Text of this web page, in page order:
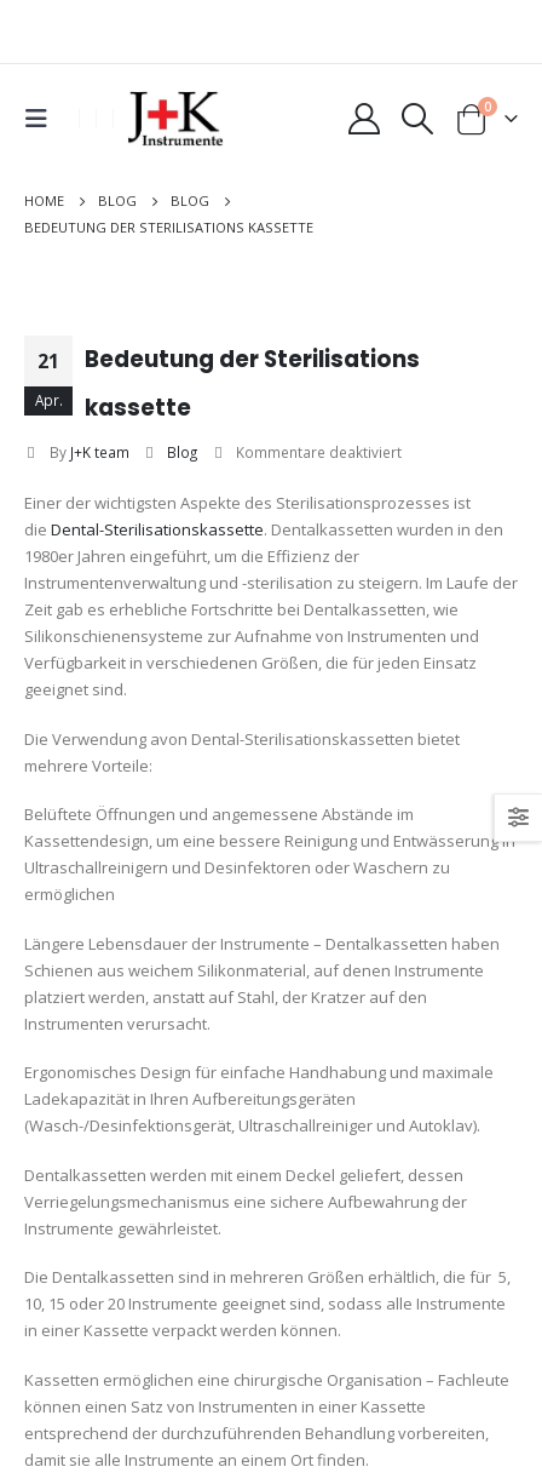
0
HOME BLOG
BLOG
BEDEUTUNG DER STERILISATIONS KASSETTE
21
Apr.
Bedeutung der Sterilisations
kassette
By J+K team Blog Kommentare deaktiviertfür
der
Sterilisations
Einer der wichtigsten Aspekte des Sterilisationsprozesses ist
die Dental-Sterilisationskassette. Dentalkassetten wurden in den
1980er Jahren eingeführt, um die Effizienz der
Instrumentenverwaltung und -sterilisation zu steigern. Im Laufe der
Zeit gab es erhebliche Fortschritte bei Dentalkassetten, wie
Silikonschienensysteme zur Aufnahme von Instrumenten und
Verfügbarkeit in verschiedenen Größen, die für jeden Einsatz
geeignet sind.
Die Verwendung avon Dental-Sterilisationskassetten bietet
mehrere Vorteile:
Belüftete Öffnungen und angemessene Abstände im
Kassettendesign, um eine bessere Reinigung und Entwässerung in
Ultraschallreinigern und Desinfektoren oder Waschern zu
ermöglichen
Längere Lebensdauer der Instrumente – Dentalkassetten haben
Schienen aus weichem Silikonmaterial, auf denen Instrumente
platziert werden, anstatt auf Stahl, der Kratzer auf den
Instrumenten verursacht.
Ergonomisches Design für einfache Handhabung und maximale
Ladekapazität in Ihren Aufbereitungsgeräten
(Wasch-/Desinfektionsgerät, Ultraschallreiniger und Autoklav).
Dentalkassetten werden mit einem Deckel geliefert, dessen
Verriegelungsmechanismus eine sichere Aufbewahrung der
Instrumente gewährleistet.
Die Dentalkassetten sind in mehreren Größen erhältlich, die für 5,
10, 15 oder 20 Instrumente geeignet sind, sodass alle Instrumente
in einer Kassette verpackt werden können.
Kassetten ermöglichen eine chirurgische Organisation – Fachleute
können einen Satz von Instrumenten in einer Kassette
entsprechend der durchzuführenden Behandlung vorbereiten,
damit sie alle Instrumente an einem Ort finden.